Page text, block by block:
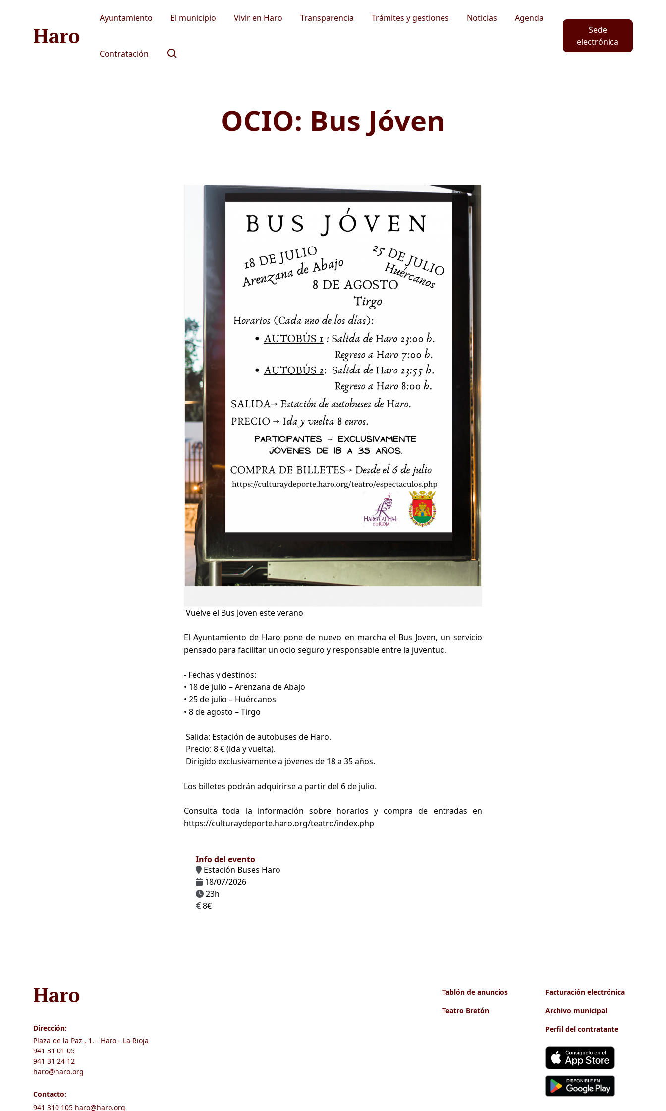
Haro
Ayuntamiento El municipio Vivir en Haro Transparencia Trámites y gestiones Noticias Agenda
Contratación
Sede
electrónica
OCIO: Bus Jóven
Vuelve el Bus Joven este verano
El Ayuntamiento de Haro pone de nuevo en marcha el Bus Joven, un servicio
pensado para facilitar un ocio seguro y responsable entre la juventud.
- Fechas y destinos:
• 18 de julio – Arenzana de Abajo
• 25 de julio – Huércanos
• 8 de agosto – Tirgo
Salida: Estación de autobuses de Haro.
Precio: 8 € (ida y vuelta).
Dirigido exclusivamente a jóvenes de 18 a 35 años.
Los billetes podrán adquirirse a partir del 6 de julio.
Consulta toda la información sobre horarios y compra de entradas en
https://culturaydeporte.haro.org/teatro/index.php
Info del evento
Estación Buses Haro
18/07/2026
23h
8€
Haro
Dirección:
Plaza de la Paz , 1. - Haro - La Rioja
941 31 01 05
941 31 24 12
haro@haro.org
Contacto:
941 310 105 haro@haro.org
Tablón de anuncios
Teatro Bretón
Facturación electrónica
Archivo municipal
Perfil del contratante